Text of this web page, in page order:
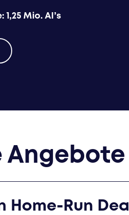
Mio. AI’s
Angebote
Home-Run Deal